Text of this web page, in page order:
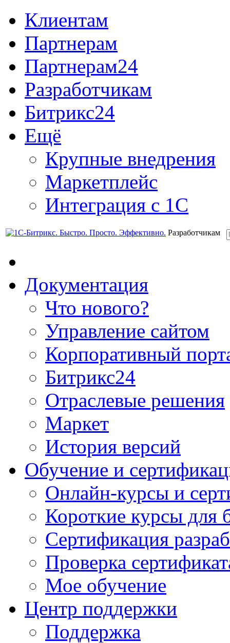
Клиентам
Партнерам
Партнерам24
Разработчикам
Битрикс24
Ещё
Крупные внедрения
Маркетплейс
Интеграция с 1С
Разработчикам
Документация
Что нового?
Управление сайтом
Корпоративный
Битрикс24
Отраслевые решения
Маркет
История версий
Обучение и
Онлайн-курсы и
Короткие курсы для
Сертификация
Проверка
Мое обучение
Центр поддержки
Поддержка